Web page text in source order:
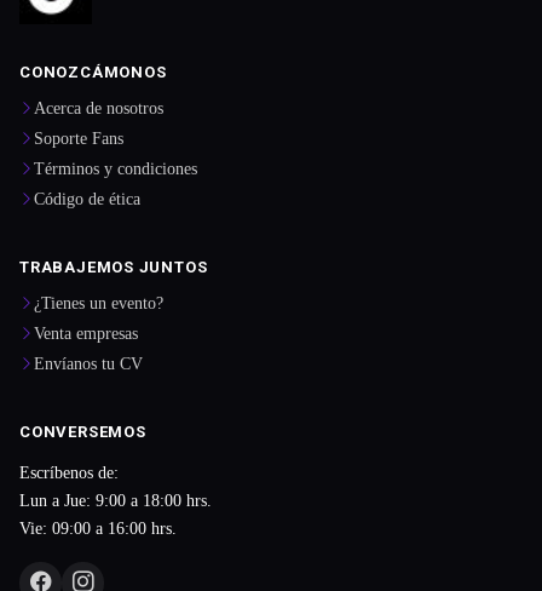
CONOZCÁMONOS
Acerca de nosotros
Soporte Fans
Términos y condiciones
Código de ética
TRABAJEMOS JUNTOS
¿Tienes un evento?
Venta empresas
Envíanos tu CV
CONVERSEMOS
Escríbenos de:
Lun a Jue: 9:00 a 18:00 hrs.
Vie: 09:00 a 16:00 hrs.